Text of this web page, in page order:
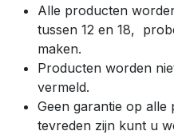
Alle producten
tussen 12 en 18,
maken.
Producten worden
vermeld.
Geen garantie op
tevreden zijn kunt u